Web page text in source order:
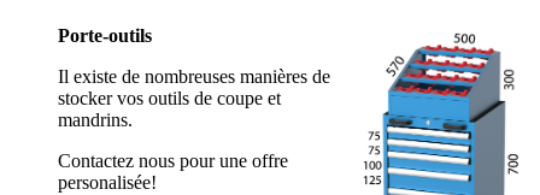
Porte-outils
Il existe de nombreuses manières de
stocker vos outils de coupe et
mandrins.
Contactez nous pour une offre
personalisée!